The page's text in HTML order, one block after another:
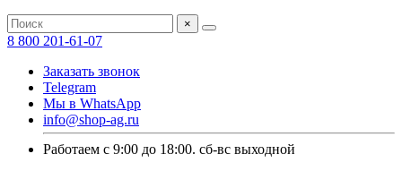
×
8 800 201-61-07
Заказать звонок
Telegram
Мы в WhatsApp
info@shop-ag.ru
Работаем с 9:00 до 18:00. сб-вс выходной